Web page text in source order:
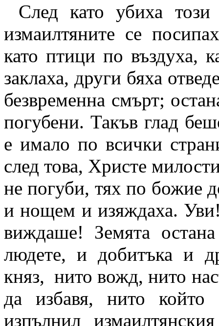
След като убиха
измаилтяните се
като птици по въздуха,
заклаха, други бяха
безвременна смърт;
погубени. Такъв глад
е имало по всички
след това, Христе
не погуби, тях по божие
и нощем и изяждаха.
виждаше! Земята
людете, и добитъка и
княз, нито вожд, нито
да избавя, нито
изпълнил